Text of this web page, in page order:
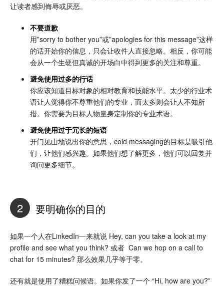
让读者感到侮辱或厌恶。
不要道歉
用”sorry to bother you”或”apologies for this message”这样
的话开始你的信息，只会让收件人直接忽略。相反，你可能
会从一个生硬但真诚的开场白中得到更多的关注和尊重。
避免使用过多的行话
你应该知道目标对象的相对教育和技能水平。太少的行业术
语让人觉得你不尊重他们的专业，而太多则会让人不知所
措。你需要为目标人物量身定制你的专业术语。
避免使用过于冗长的短语
开门见山地说出你的意思，cold messaging的目标是吸引他
们，让他们感兴趣。如果他们想了解更多，他们可以回复并
询问更多细节。
2 要明确你的目的
如果一个人在LinkedIn一来就说 Hey, can you take a look at my
profile and see what you think? 或者 Can we hop on a call to
chat for 15 minutes? 那么效果几乎等于零。
还有就是使用了糟糕问候语。如果你发了一个 “Hi, how are you?”